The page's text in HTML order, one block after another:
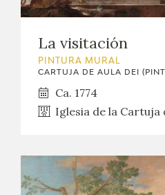
La visitación
PINTURA MURAL
CARTUJA DE AULA DEI
Ca. 1774
Iglesia de la Cartuja